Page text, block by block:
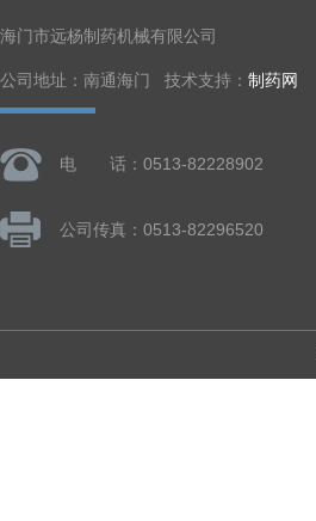
海门市远杨制药机械有限公司
公司地址：南通海门 技术支持： 制药网
电 话：0513-82228902
公司传真：0513-82296520